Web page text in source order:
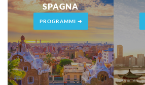
SPAGNA
PROGRAMMI ➜